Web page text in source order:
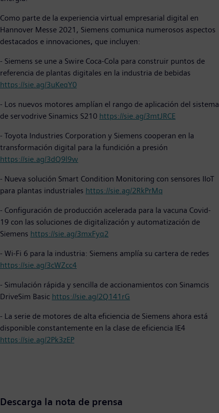
Como parte de la experiencia virtual empresarial digital en
Hannover Messe 2021, Siemens comunica numerosos aspectos
destacados e innovaciones, que incluyen:
- Siemens se une a Swire Coca-Cola para construir puntos de
referencia de plantas digitales en la industria de bebidas
https://sie.ag/3uKeqY0
- Los nuevos motores amplían el rango de aplicación del sistema
de servodrive Sinamics S210 https://sie.ag/3mtJRCE
- Toyota Industries Corporation y Siemens cooperan en la
transformación digital para la fundición a presión
https://sie.ag/3dQ9l9w
- Nueva solución Smart Condition Monitoring con sensores IIoT
para plantas industriales https://sie.ag/2RkPrMq
- Configuración de producción acelerada para la vacuna Covid-
19 con las soluciones de digitalización y automatización de
Siemens https://sie.ag/3mxFyq2
- Wi-Fi 6 para la industria: Siemens amplía su cartera de redes
https://sie.ag/3cWZcc4
- Simulación rápida y sencilla de accionamientos con Sinamcis
DriveSim Basic https://sie.ag/2Q141rG
- La serie de motores de alta eficiencia de Siemens ahora está
disponible constantemente en la clase de eficiencia IE4
https://sie.ag/2Pk3zEP
Descarga la nota de prensa